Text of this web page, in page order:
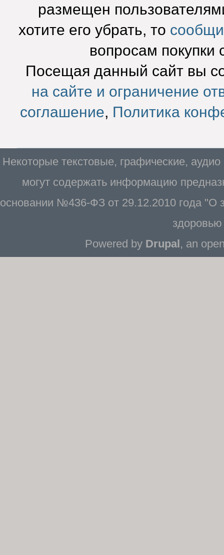
размещен
хотите его убрать, то
вопросам покупки
Посещая данный сайт вы
на сайте и ограничение
соглашение, Политика
Некоторые текстовые, графические,
могут содержать информацию
основании №436-ФЗ от 29.12.2010 года "О
Powered by Drupal, an